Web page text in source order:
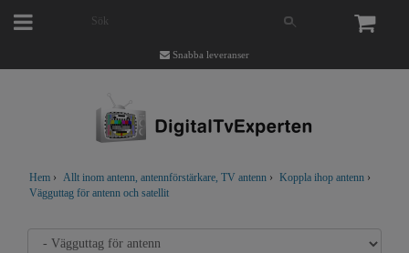
Snabba leveranser
Hem › Allt inom antenn, antennförstärkare, TV antenn › Koppla ihop antenn ›
Vägguttag för antenn och satellit